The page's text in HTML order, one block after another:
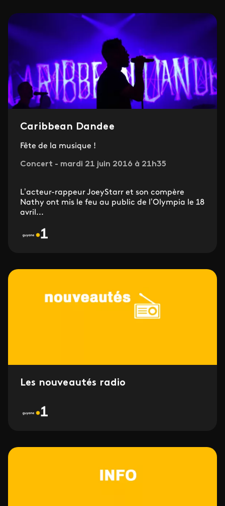
Caribbean Dandee
Fête de la musique !
Concert - mardi 21 juin 2016 à 21h35
L’acteur-rappeur JoeyStarr et son compère
Nathy ont mis le feu au public de l’Olympia le 18
avril...
Les nouveautés radio